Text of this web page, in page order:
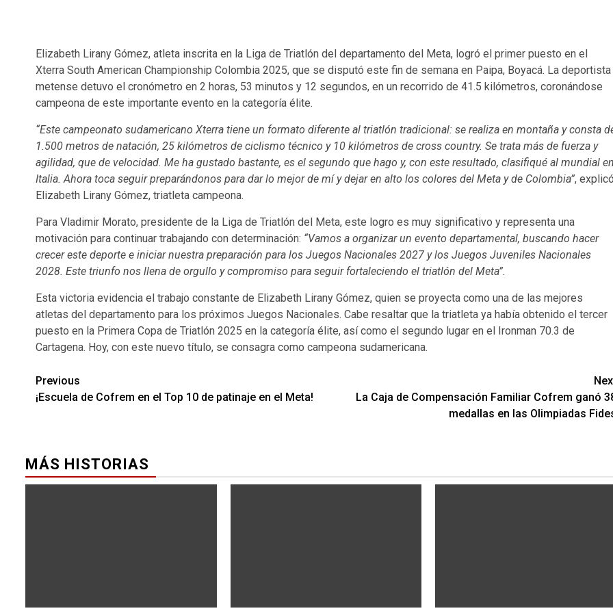
Elizabeth Lirany Gómez, atleta inscrita en la Liga de Triatlón del departamento del Meta, logró el primer puesto en el
Xterra South American Championship Colombia 2025, que se disputó este fin de semana en Paipa, Boyacá. La deportista
metense detuvo el cronómetro en 2 horas, 53 minutos y 12 segundos, en un recorrido de 41.5 kilómetros, coronándose
campeona de este importante evento en la categoría élite.
“Este campeonato sudamericano Xterra tiene un formato diferente al triatlón tradicional: se realiza en montaña y consta
1.500 metros de natación, 25 kilómetros de ciclismo técnico y 10 kilómetros de cross country. Se trata más de fuerza y
agilidad, que de velocidad. Me ha gustado bastante, es el segundo que hago y, con este resultado, clasifiqué al mundial en
Italia. Ahora toca seguir preparándonos para dar lo mejor de mí y dejar en alto los colores del Meta y de Colombia”, explicó
Elizabeth Lirany Gómez, triatleta campeona.
Para Vladimir Morato, presidente de la Liga de Triatlón del Meta, este logro es muy significativo y representa una
motivación para continuar trabajando con determinación: “Vamos a organizar un evento departamental, buscando hacer
crecer este deporte e iniciar nuestra preparación para los Juegos Nacionales 2027 y los Juegos Juveniles Nacionales
2028. Este triunfo nos llena de orgullo y compromiso para seguir fortaleciendo el triatlón del Meta”.
Esta victoria evidencia el trabajo constante de Elizabeth Lirany Gómez, quien se proyecta como una de las mejores
atletas del departamento para los próximos Juegos Nacionales. Cabe resaltar que la triatleta ya había obtenido el tercer
puesto en la Primera Copa de Triatlón 2025 en la categoría élite, así como el segundo lugar en el Ironman 70.3 de
Cartagena. Hoy, con este nuevo título, se consagra como campeona sudamericana.
Previous
¡Escuela de Cofrem en el Top 10 de patinaje en el Meta!
La Caja de Compensación Familiar Cofrem ganó
medallas en las Olimpiadas
MÁS HISTORIAS